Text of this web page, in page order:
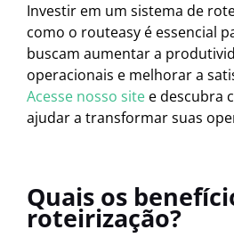
Investir em um sistema de
como o routeasy é essencial
buscam aumentar a
operacionais e melhorar a
Acesse nosso site e descubra
ajudar a transformar suas
Quais os
roteirização?